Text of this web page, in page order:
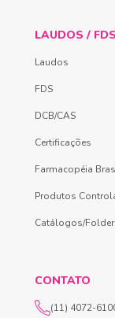
LAUDOS /
Laudos
FDS
DCB/CAS
Certificações
Farmacopéia
Produtos
Catálogos/
CONTATO
(11) 4072-